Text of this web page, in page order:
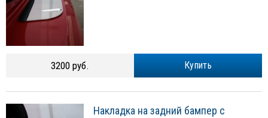
Купить
3200 руб.
Накладка на задний бампер с